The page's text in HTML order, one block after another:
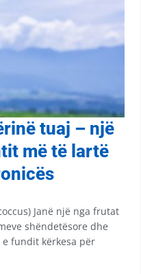
tuaj – një
më të lartë
Janë një nga frutat
shëndetësore dhe
fundit kërkesa për